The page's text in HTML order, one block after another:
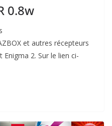
0.8w
et autres récepteurs
2. Sur le lien ci-